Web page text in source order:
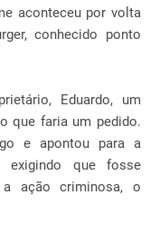
aconteceu por volta
conhecido ponto
Eduardo, um
que faria um pedido.
e apontou para a
exigindo que fosse
ação criminosa, o